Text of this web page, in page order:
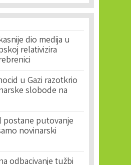
dio medija u
relativizira
u Gazi razotkrio
slobode na
postane putovanje
novinarski
odbacivanje tužbi